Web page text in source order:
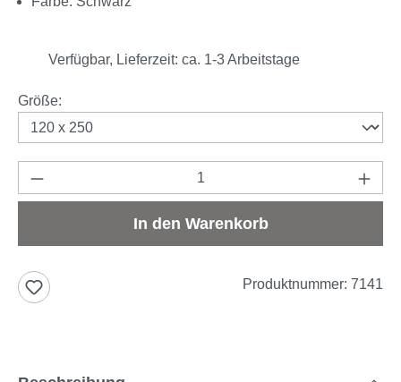
Verfügbar, Lieferzeit: ca. 1-3 Arbeitstage
Größeauswählen
:
Produkt Anzahl: Gib den gewünschten
In den Warenkorb
Produktnummer: 7141